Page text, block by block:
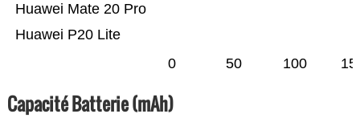
Huawei P20 Lite
Huawei Mate 20 Pro
0 50 100
Capacité Batterie (mAh)